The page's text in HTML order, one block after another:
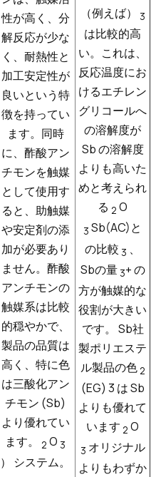
性が高く、分
解反応が少な
く、耐熱性と
加工安定性が
良いという特
徴を持ってい
ます。同時
に、酢酸アン
チモンを触媒
として使用す
ると、助触媒
や安定剤の添
加が必要あり
ません。酢酸
アンチモンの
触媒系は比較
的穏やかで、
製品の品質は
高く、特に色
は三酸化アン
チモン (Sb)
より優れてい
ます。
2 O 3
） システム。
（例えば） 3
は比較的高
い。これは、
反応温度にお
けるエチレン
グリコールへ
の溶解度が
Sb の溶解度
よりも高いた
めと考えられ
る 2 O
3 Sb(AC)と
の比較 3 、
Sbの量 3+ の
方が触媒的な
役割が大きい
です。 Sb社
製ポリエステ
ル製品の色2
(EG) 3 は Sb
よりも優れて
います 2 O
3 オリジナル
よりもわずか